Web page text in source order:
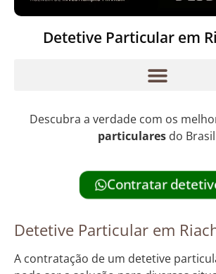
Detetive Particular em
Descubra a verdade com os
particularesdo
Contratar
Detetive Particular em
A contratação de um detetive